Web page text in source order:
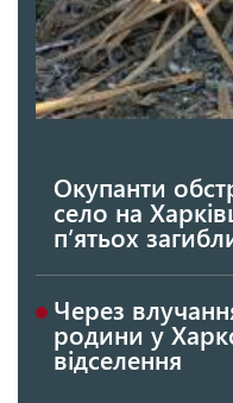
Окупанти
село на
п’ятьох
Через
родини у
відселення